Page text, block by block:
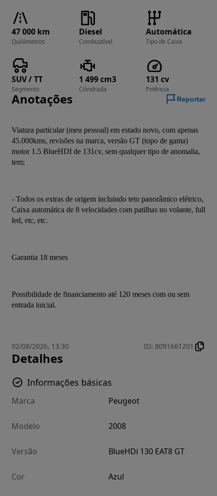
47 000 km
Quilómetros
Diesel
Combustível
Automática
Tipo de Caixa
SUV / TT
Segmento
1 499 cm3
Cilindrada
131 cv
Potência
Anotações Reportar
Viatura particular (meu pessoal) em estado novo, com apenas
45.000kms, revisões na marca, versão GT (topo de gama)
motor 1.5 BlueHDI de 131cv, sem qualquer tipo de anomalia,
tem;
- Todos os extras de origem incluindo teto panorâmico elétrico,
Caixa automática de 8 velocidades com patilhas no volante, full
led, etc, etc.
Garantia 18 meses
Possibilidade de financiamento até 120 meses com ou sem
entrada inicial.
02/08/2026, 13:30 ID: 8091661201
Detalhes
Informações básicas
Marca Peugeot
Modelo 2008
Versão BlueHDi 130 EAT8 GT
Cor Azul